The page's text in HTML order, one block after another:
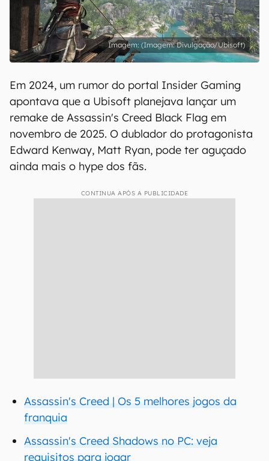
(Imagem: Divulgação/Ubisoft)
Em 2024, um rumor do portal Insider Gaming
apontava que a Ubisoft planejava lançar um
remake de Assassin's Creed Black Flag em
novembro de 2025. O dublador do protagonista
Edward Kenway, Matt Ryan, pode ter aguçado
ainda mais o hype dos fãs.
CONTINUA APÓS A PUBLICIDADE
Assassin's Creed | Os 5 melhores jogos da
franquia
Assassin's Creed Shadows no PC: veja
requisitos para jogar